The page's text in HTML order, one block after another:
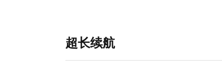
超长续航